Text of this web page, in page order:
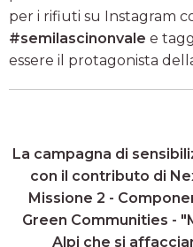
per i rifiuti su Instagram
#semilascinonvale e
essere il protagonista
La campagna di
con il contributo di
Missione 2 -
Green Communities -
Alpi che si